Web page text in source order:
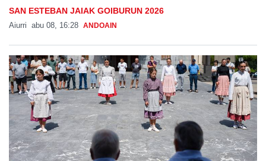
SAN ESTEBAN JAIAK GOIBURUN 2026
Aiurri abu 08, 16:28 ANDOAIN